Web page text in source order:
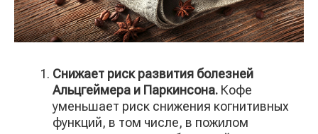
Снижает риск развития болезней
Альцгеймера и Паркинсона. Кофе
уменьшает риск снижения когнитивных
функций, в том числе, в пожилом